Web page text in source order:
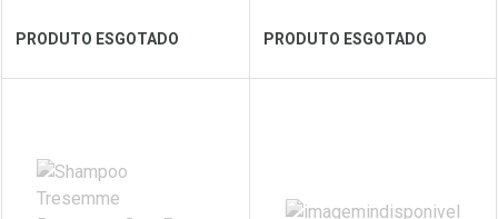
Ver Desconto Convênio Ver Desconto Convênio
PRODUTO ESGOTADO
Laboratório
Por Menos
PRODUTO ESGOTADO